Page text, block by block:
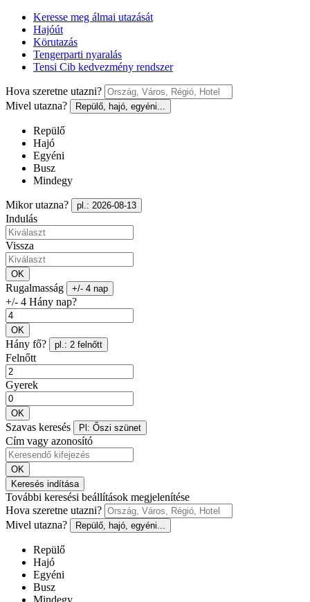
Keresse meg álmai utazását
Hajóút
Körutazás
Tengerparti nyaralás
Tensi Cib kedvezmény rendszer
Hova szeretne utazni?
Mivel utazna?
Repülő, hajó, egyéni...
Repülő
Hajó
Egyéni
Busz
Mindegy
Mikor utazna? pl.: 2026-08-13
Indulás
Vissza
OK
Rugalmasság +/- 4 nap
+/- 4 Hány nap?
OK
Hány fő? pl.: 2 felnőtt
Felnőtt
Gyerek
OK
Szavas keresés Pl: Őszi szünet
Cím vagy azonosító
OK
Keresés indítása
További keresési beállítások megjelenítése
Hova szeretne utazni?
Mivel utazna?
Repülő, hajó, egyéni...
Repülő
Hajó
Egyéni
Busz
Mindegy